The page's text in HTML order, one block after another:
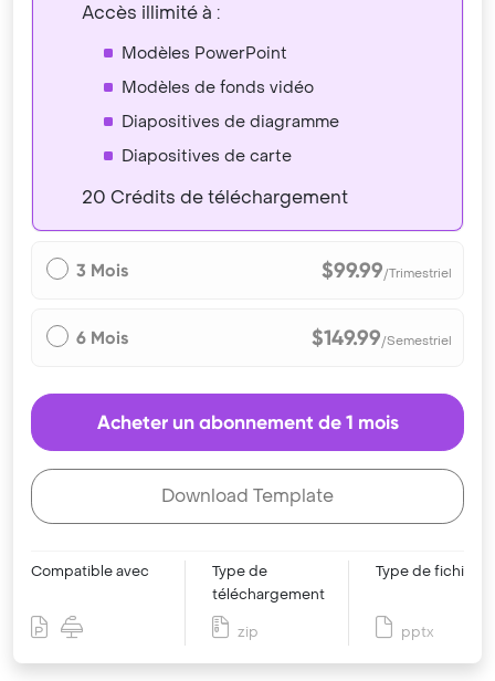
Accès illimité à :
Modèles PowerPoint
Modèles de fonds vidéo
Diapositives de diagramme
Diapositives de carte
20 Crédits de téléchargement
3 Mois $99.99/Trimestriel
6 Mois $149.99/Semestriel
Acheter un abonnement de 1 mois
Download Template
Compatible avec
Type de
téléchargement
zip
Type de fichier
pptx